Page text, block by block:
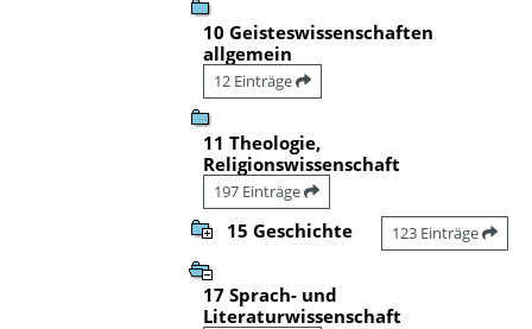
10 Geisteswissenschaften
allgemein
12 Einträge
11 Theologie,
Religionswissenschaft
197 Einträge
15 Geschichte 123 Einträge
17 Sprach- und
Literaturwissenschaft